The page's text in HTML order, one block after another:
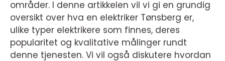
områder. I denne artikkelen vil vi gi en grundig
oversikt over hva en elektriker Tønsberg er,
ulike typer elektrikere som finnes, deres
popularitet og kvalitative målinger rundt
denne tjenesten. Vi vil også diskutere hvordan